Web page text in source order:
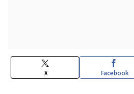
X Facebook